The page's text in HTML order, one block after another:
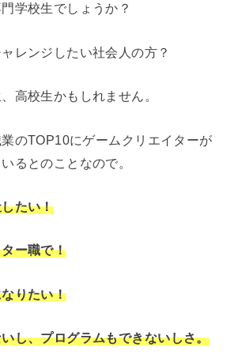
学校生でしょうか？
レンジしたい社会人の方？
高校生かもしれません。
のTOP10にゲームクリエイターが
るとのことなので。
たい！
ー職で！
りたい！
し、プログラムもできないしさ。